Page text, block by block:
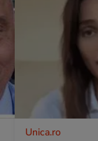
Unica.ro